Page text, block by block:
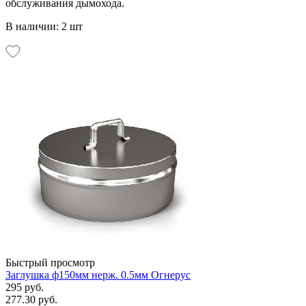
обслуживания дымохода.
В наличии: 2 шт
Быстрый просмотр
Заглушка ф150мм нерж. 0.5мм Огнерус
295 руб.
277.30 руб.